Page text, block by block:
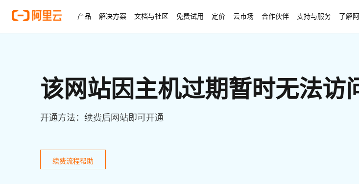
产品 解决方案 文档与社区 免费试用 定价 云市场 合作伙伴 支持与服务 了解
该网站因主机过期暂时无法访
开通方法：续费后网站即可开通
续费流程帮助